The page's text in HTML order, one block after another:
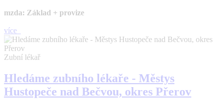
mzda: Základ + provize
více
Zubní lékař
Hledáme zubního lékaře - Městys
Hustopeče nad Bečvou, okres Přerov